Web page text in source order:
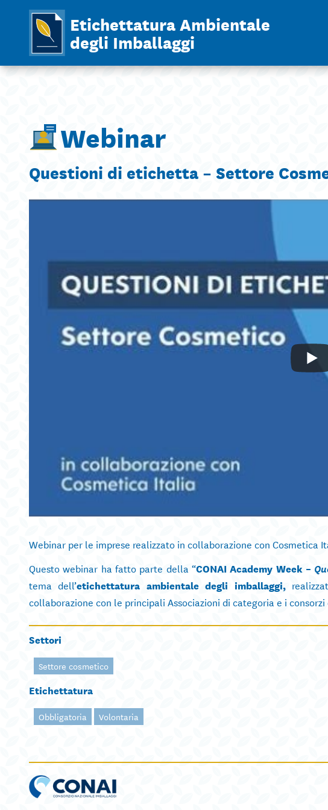
Etichettatura Ambientale
degli Imballaggi
Webinar
Questioni di etichetta – Settore
Webinar per le imprese realizzato in collaborazione con
Questo webinar ha fatto parte della “CONAI Academy Week –
tema dell’etichettatura ambientale degli imballaggi,
collaborazione con le principali Associazioni di categoria e i
Settori
Settore cosmetico
Etichettatura
Obbligatoria Volontaria